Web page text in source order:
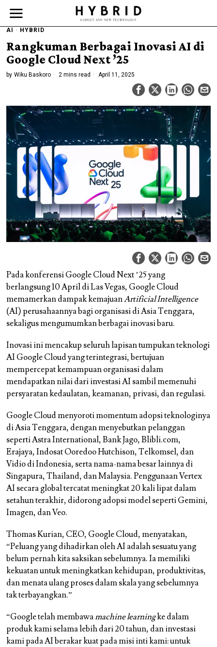
AI · HYBRID
Rangkuman Berbagai Inovasi AI di
Google Cloud Next ’25
by Wiku Baskoro 2 mins read April 11, 2025
Pada konferensi Google Cloud Next ’25 yang
berlangsung 10 April di Las Vegas, Google Cloud
memamerkan dampak kemajuanArtificial Intelligence
(AI) perusahaannya bagi organisasi di Asia Tenggara,
sekaligus mengumumkan berbagai inovasi baru.
Inovasi ini mencakup seluruh lapisan tumpukan teknologi
AI Google Cloud yang terintegrasi, bertujuan
mempercepat kemampuan organisasi dalam
mendapatkan nilai dari investasi AI sambil memenuhi
persyaratan kedaulatan, keamanan, privasi, dan regulasi.
Google Cloud menyoroti momentum adopsi teknologinya
di Asia Tenggara, dengan menyebutkan pelanggan
seperti Astra International, Bank Jago, Blibli.com,
Erajaya, Indosat Ooredoo Hutchison, Telkomsel, dan
Vidio di Indonesia, serta nama-nama besar lainnya di
Singapura, Thailand, dan Malaysia. Penggunaan Vertex
AI secara global tercatat meningkat 20 kali lipat dalam
setahun terakhir, didorong adopsi model seperti Gemini,
Imagen, dan Veo.
Thomas Kurian, CEO, Google Cloud, menyatakan,
“Peluang yang dihadirkan oleh AI adalah sesuatu yang
belum pernah kita saksikan sebelumnya. Ia memiliki
kekuatan untuk meningkatkan kehidupan, produktivitas,
dan menata ulang proses dalam skala yang sebelumnya
tak terbayangkan.”
“Google telah membawamachine learningke dalam
produk kami selama lebih dari 20 tahun, dan investasi
kami pada AI berakar kuat pada misi inti kami: untuk